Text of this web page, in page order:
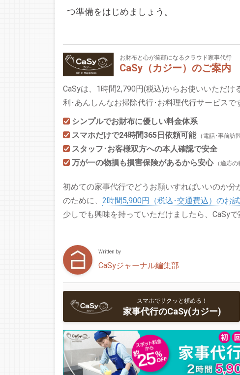
つ準備をはじめましょう。
お財布と心が笑顔になるクラウド家事代行
CaSy（カジー）のご案内
CaSyは、1時間2,790円(税込)からお使いいただけ
利･あんしんなお掃除代行･お料理代行サービスで
シンプルでお財布に優しい料金体系
スマホだけで24時間365日依頼可能
（電話･事前訪
スタッフ･お客様双方への本人確認で安全
万が一の物損も損害保険があるから安心
（適応の
初めての家事代行でどうお願いすればいいのか
のために、 2時間5,900円（税込･交通費込）のお
少しでも興味を持っていただけましたら、CaSy
Written by
CaSyジャーナル編集部
スマホでサクッと頼める！
家事代行のCaSy(カジー)